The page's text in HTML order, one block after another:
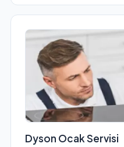
Dyson Ocak Servisi